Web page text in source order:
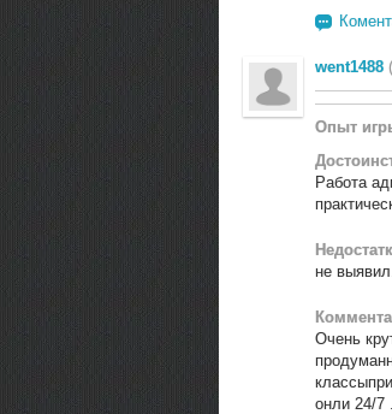
went1488
Опыт
Работа
не
Очень
онли 24/7